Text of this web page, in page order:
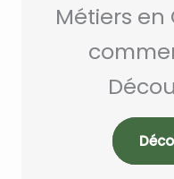
Métiers en